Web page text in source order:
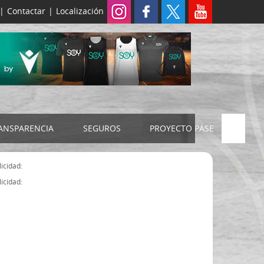
| Contactar | Localización
2024
SEGUROS
SEGURO JUDEX
PROYECTO PASE